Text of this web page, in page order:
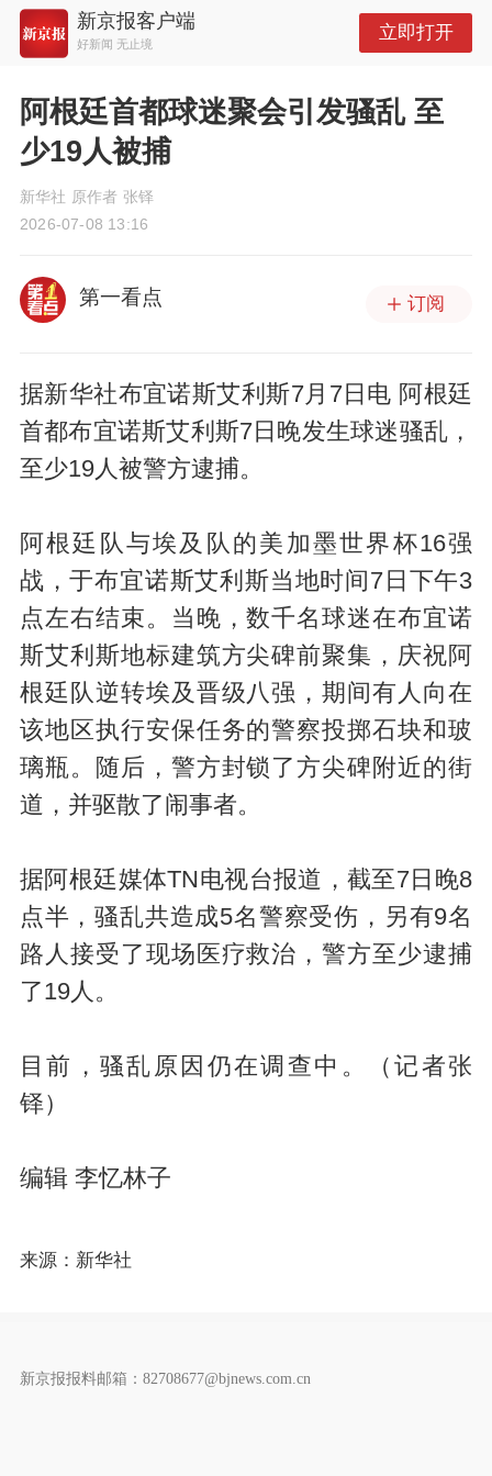
新京报客户端
好新闻 无止境
立即打开
阿根廷首都球迷聚会引发骚乱 至
少19人被捕
新华社 原作者 张铎
2026-07-08 13:16
第一看点 订阅
据新华社布宜诺斯艾利斯7月7日电 阿根廷
首都布宜诺斯艾利斯7日晚发生球迷骚乱，
至少19人被警方逮捕。
阿根廷队与埃及队的美加墨世界杯16强
战，于布宜诺斯艾利斯当地时间7日下午3
点左右结束。当晚，数千名球迷在布宜诺
斯艾利斯地标建筑方尖碑前聚集，庆祝阿
根廷队逆转埃及晋级八强，期间有人向在
该地区执行安保任务的警察投掷石块和玻
璃瓶。随后，警方封锁了方尖碑附近的街
道，并驱散了闹事者。
据阿根廷媒体TN电视台报道，截至7日晚8
点半，骚乱共造成5名警察受伤，另有9名
路人接受了现场医疗救治，警方至少逮捕
了19人。
目前，骚乱原因仍在调查中。（记者张
铎）
编辑 李忆林子
来源：新华社
新京报报料邮箱：82708677@bjnews.com.cn